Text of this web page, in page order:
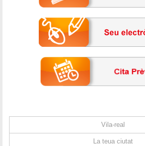
Vila-real
La teua ciutat